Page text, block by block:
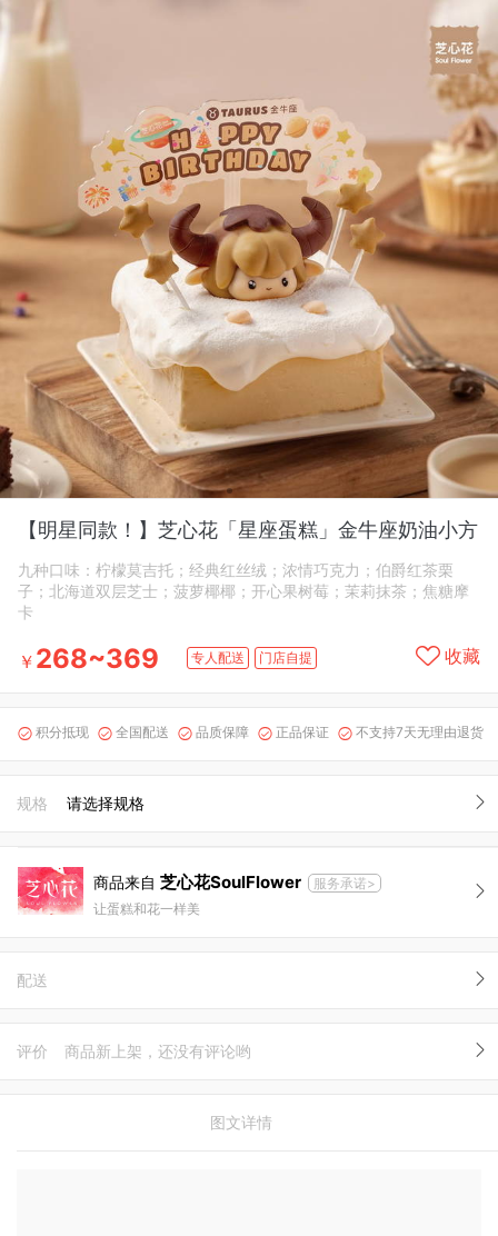
【明星同款！】芝心花「星座蛋糕」金牛座奶油小方
九种口味：柠檬莫吉托；经典红丝绒；浓情巧克力；伯爵红茶栗
子；北海道双层芝士；菠萝椰椰；开心果树莓；茉莉抹茶；焦糖摩
卡
￥ 268~369 专人配送 门店自提 收藏
 积分抵现  全国配送  品质保障  正品保证  不支持7天无理由退货
规格 请选择规格
商品来自 芝心花SoulFlower
服务承诺>
让蛋糕和花一样美
配送
评价 商品新上架，还没有评论哟
图文详情